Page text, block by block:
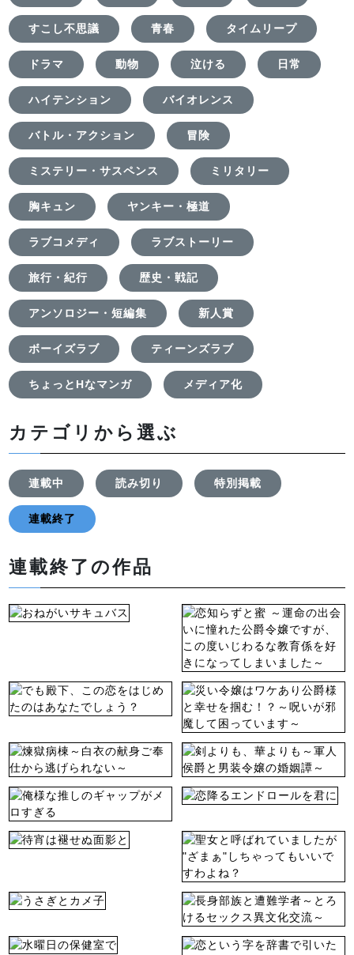
すこし不思議 青春 タイムリープ
ドラマ 動物 泣ける 日常
ハイテンション バイオレンス
バトル・アクション 冒険
ミステリー・サスペンス ミリタリー
胸キュン ヤンキー・極道
ラブコメディ ラブストーリー
旅行・紀行 歴史・戦記
アンソロジー・短編集 新人賞
ボーイズラブ ティーンズラブ
ちょっとHなマンガ メディア化
カテゴリから選ぶ
連載中 読み切り 特別掲載
連載終了
連載終了の作品